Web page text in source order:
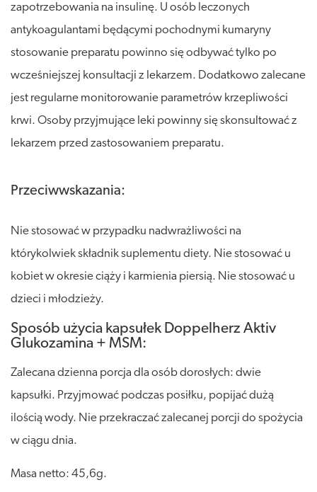
zapotrzebowania na insulinę. U osób leczonych
antykoagulantami będącymi pochodnymi kumaryny
stosowanie preparatu powinno się odbywać tylko po
wcześniejszej konsultacji z lekarzem. Dodatkowo zalecane
jest regularne monitorowanie parametrów krzepliwości
krwi. Osoby przyjmujące leki powinny się skonsultować z
lekarzem przed zastosowaniem preparatu.
Przeciwwskazania:
Nie stosować w przypadku nadwrażliwości na
którykolwiek składnik suplementu diety. Nie stosować u
kobiet w okresie ciąży i karmienia piersią. Nie stosować u
dzieci i młodzieży.
Sposób użycia kapsułek Doppelherz Aktiv
Glukozamina + MSM:
Zalecana dzienna porcja dla osób dorosłych: dwie
kapsułki. Przyjmować podczas posiłku, popijać dużą
ilością wody. Nie przekraczać zalecanej porcji do spożycia
w ciągu dnia.
Masa netto: 45,6g.